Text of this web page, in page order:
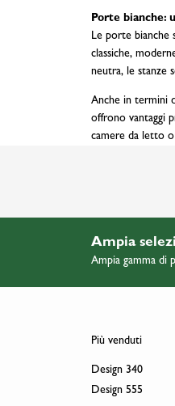
Porte bianche:
Le porte bianche
classiche,
neutra, le stanze
Anche in termini
offrono vantaggi
camere da letto
Ampia
Ampia gamma di
Più venduti
Design 340
Design 555